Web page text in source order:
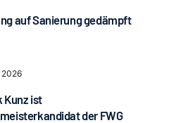
auf Sanierung gedämpft
2026
Kunz ist
der FWG